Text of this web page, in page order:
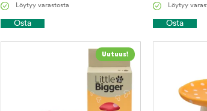
Löytyy varastosta
Osta
Löytyy
Osta